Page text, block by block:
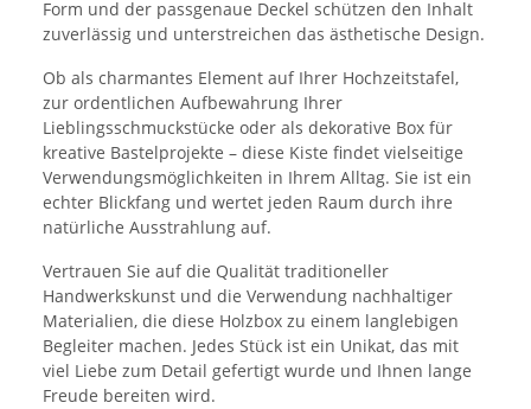
Form und der passgenaue Deckel schützen den Inhalt
zuverlässig und unterstreichen das ästhetische Design.
Ob als charmantes Element auf Ihrer Hochzeitstafel,
zur ordentlichen Aufbewahrung Ihrer
Lieblingsschmuckstücke oder als dekorative Box für
kreative Bastelprojekte – diese Kiste findet vielseitige
Verwendungsmöglichkeiten in Ihrem Alltag. Sie ist ein
echter Blickfang und wertet jeden Raum durch ihre
natürliche Ausstrahlung auf.
Vertrauen Sie auf die Qualität traditioneller
Handwerkskunst und die Verwendung nachhaltiger
Materialien, die diese Holzbox zu einem langlebigen
Begleiter machen. Jedes Stück ist ein Unikat, das mit
viel Liebe zum Detail gefertigt wurde und Ihnen lange
Freude bereiten wird.